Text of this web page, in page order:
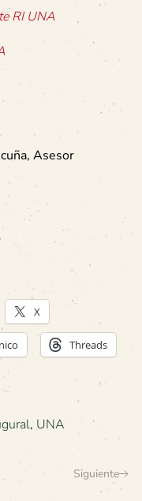
RI UNA
Asesor
X
Threads
, UNA
Siguiente